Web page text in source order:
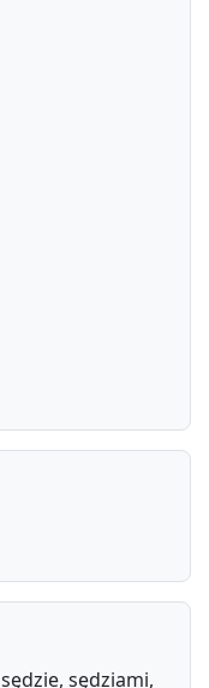
sędziami,